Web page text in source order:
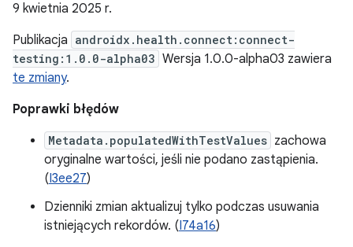
9 kwietnia 2025 r.
Publikacja androidx.health.connect:connect-
testing:1.0.0-alpha03 Wersja 1.0.0-alpha03 zawiera
te zmiany.
Poprawki błędów
Metadata.populatedWithTestValues zachowa
oryginalne wartości, jeśli nie podano zastąpienia.
(I3ee27)
Dzienniki zmian aktualizuj tylko podczas usuwania
istniejących rekordów. (I74a16)